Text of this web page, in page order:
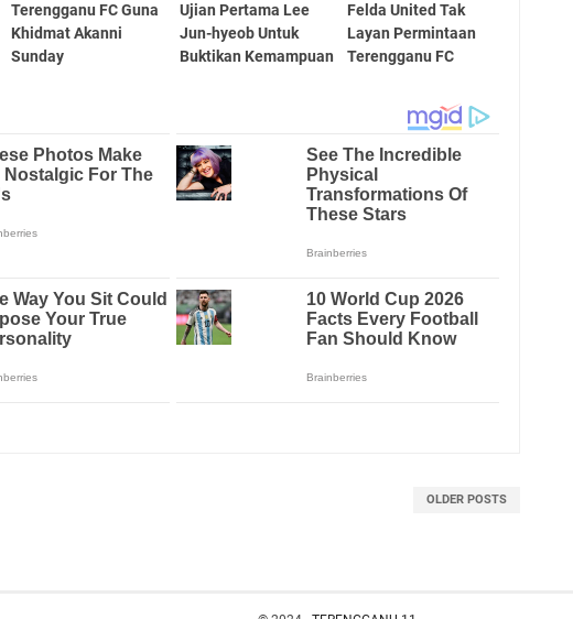
Terengganu FC Guna
Khidmat Akanni
Sunday
Ujian Pertama Lee
Jun-hyeob Untuk
Buktikan Kemampuan
Felda United Tak
Layan Permintaan
Terengganu FC
OLDER POSTS